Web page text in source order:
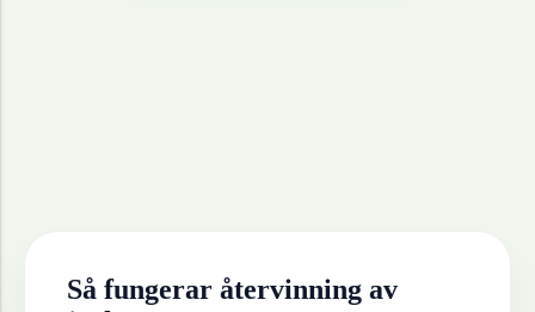
Så fungerar återvinning av